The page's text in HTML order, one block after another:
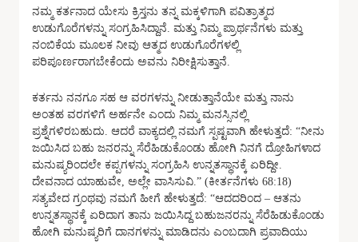
ನಮ್ಮ ಕರ್ತನಾದ ಯೇಸು ಕ್ರಿಸ್ತನು ತನ್ನ ಮಕ್ಕಳಿಗಾಗಿ ಪವಿತ್ರಾತ್ಮದ
ಉಡುಗೊರೆಗಳನ್ನು ಸಂಗ್ರಹಿಸಿದ್ದಾನೆ. ಮತ್ತು ನಿಮ್ಮ ಪ್ರಾರ್ಥನೆಗಳು ಮತ್ತು
ನಂಬಿಕೆಯ ಮೂಲಕ ನೀವು ಆತ್ಮದ ಉಡುಗೊರೆಗಳಲ್ಲಿ
ಪರಿಪೂರ್ಣರಾಗಬೇಕೆಂದು ಅವನು ನಿರೀಕ್ಷಿಸುತ್ತಾನೆ.
ಕರ್ತನು ನನಗೂ ಸಹ ಆ ವರಗಳನ್ನು ನೀಡುತ್ತಾನೆಯೇ ಮತ್ತು ನಾನು
ಅಂತಹ ವರಗಳಿಗೆ ಅರ್ಹನೇ ಎಂದು ನಿಮ್ಮ ಮನಸ್ಸಿನಲ್ಲಿ
ಪ್ರಶ್ನೆಗಳಿರಬಹುದು. ಆದರೆ ವಾಕ್ಯದಲ್ಲಿ ನಮಗೆ ಸ್ಪಷ್ಟವಾಗಿ ಹೇಳುತ್ತದೆ: “ನೀನು
ಜಯಿಸಿದ ಬಹು ಜನರನ್ನು ಸೆರೆಹಿಡುಕೊಂಡು ಹೋಗಿ ನಿನಗೆ ದ್ರೋಹಿಗಳಾದ
ಮನುಷ್ಯರಿಂದಲೇ ಕಪ್ಪಗಳನ್ನು ಸಂಗ್ರಹಿಸಿ ಉನ್ನತಸ್ಥಾನಕ್ಕೆ ಏರಿದ್ದೀ.
ದೇವನಾದ ಯಾಹುವೇ, ಅಲ್ಲೇ ವಾಸಿಸುವಿ.” (ಕೀರ್ತನೆಗಳು 68:18)
ಸತ್ಯವೇದ ಗ್ರಂಥವು ನಮಗೆ ಹೀಗೆ ಹೇಳುತ್ತದೆ: “ಆದದರಿಂದ – ಆತನು
ಉನ್ನತಸ್ಥಾನಕ್ಕೆ ಏರಿದಾಗ ತಾನು ಜಯಿಸಿದ್ದ ಬಹುಜನರನ್ನು ಸೆರೆಹಿಡುಕೊಂಡು
ಹೋಗಿ ಮನುಷ್ಯರಿಗೆ ದಾನಗಳನ್ನು ಮಾಡಿದನು ಎಂಬದಾಗಿ ಪ್ರವಾದಿಯು